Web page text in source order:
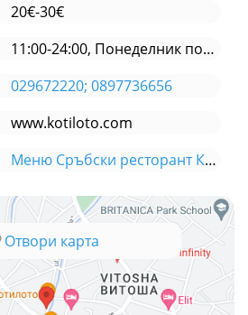
20€-30€
11:00-24:00, Понеделник почивен
029672220; 0897736656
www.kotiloto.com
Меню Сръбски ресторант Котилото
Отвори карта